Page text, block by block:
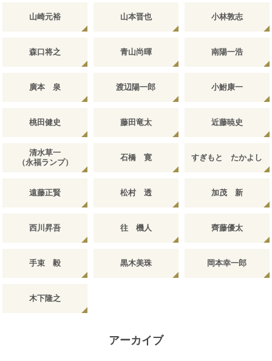
山崎元裕 山本晋也 小林敦志
森口将之 青山尚暉 南陽一浩
廣本 泉 渡辺陽一郎 小鮒康一
桃田健史 藤田竜太 近藤暁史
清水草一
（永福ランプ）
石橋 寛 すぎもと たかよし
遠藤正賢 松村 透 加茂 新
西川昇吾 往 機人 齊藤優太
手束 毅 黒木美珠 岡本幸一郎
木下隆之
アーカイブ